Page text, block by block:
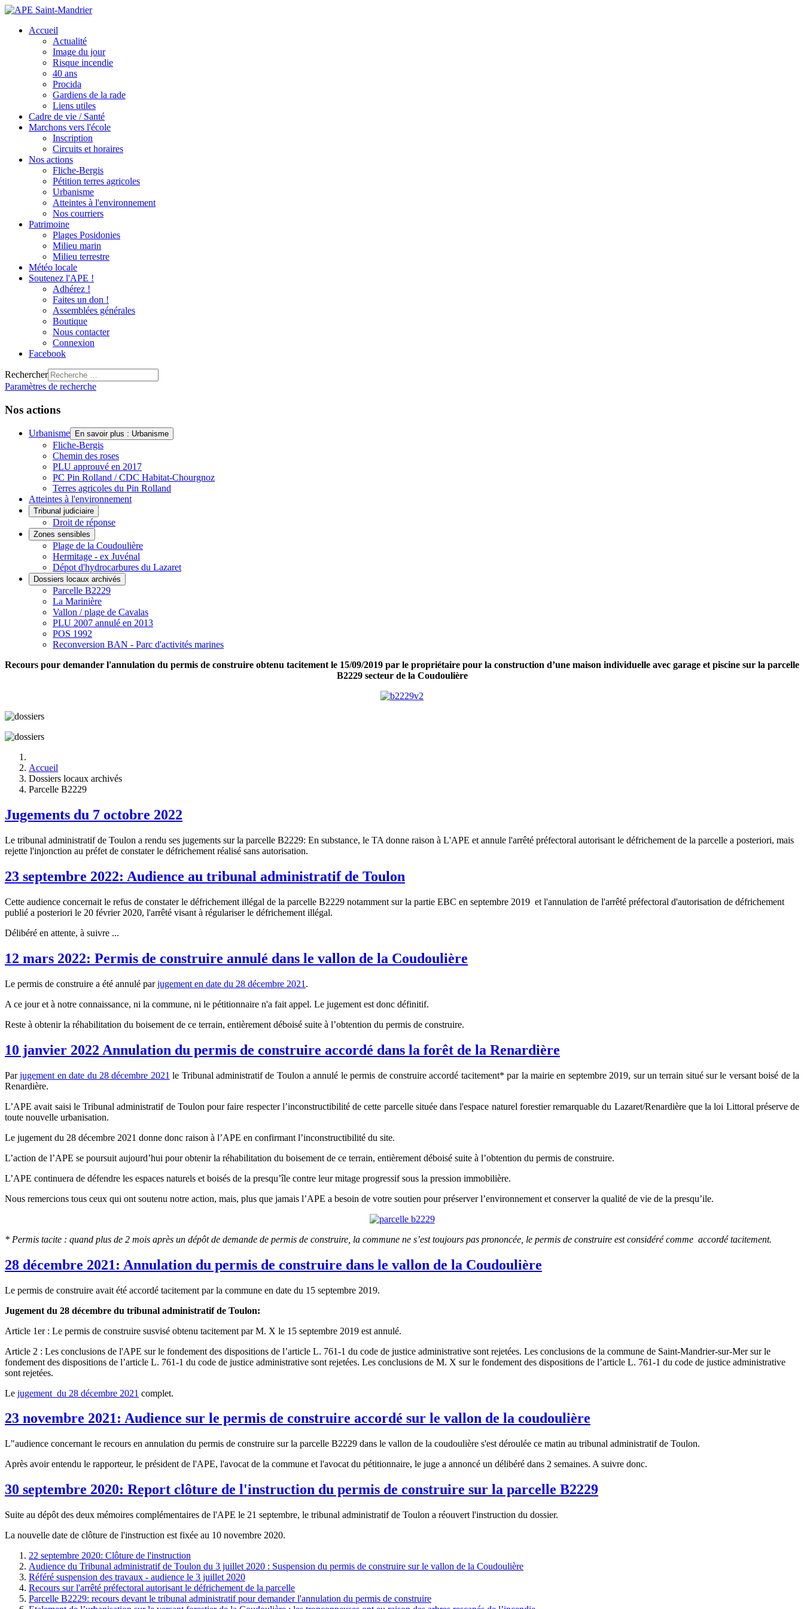
Accueil
Actualité
Image du jour
Risque incendie
40 ans
Procida
Gardiens de la rade
Liens utiles
Cadre de vie / Santé
Marchons vers l'école
Inscription
Circuits et horaires
Nos actions
Fliche-Bergis
Pétition terres agricoles
Urbanisme
Atteintes à l'environnement
Nos courriers
Patrimoine
Plages Posidonies
Milieu marin
Milieu terrestre
Météo locale
Soutenez l'APE !
Adhérez !
Faites un don !
Assemblées générales
Boutique
Nous contacter
Connexion
Facebook
Rechercher
Paramètres de recherche
Nos actions
Urbanisme En savoir plus : Urbanisme
Fliche-Bergis
Chemin des roses
PLU approuvé en 2017
PC Pin Rolland / CDC Habitat-Chourgnoz
Terres agricoles du Pin Rolland
Atteintes à l'environnement
Tribunal judiciaire
Droit de réponse
Zones sensibles
Plage de la Coudoulière
Hermitage - ex Juvénal
Dépot d'hydrocarbures du Lazaret
Dossiers locaux archivés
Parcelle B2229
La Marinière
Vallon / plage de Cavalas
PLU 2007 annulé en 2013
POS 1992
Reconversion BAN - Parc d'activités marines
Recours pour demander l'annulation du permis de construire obtenu tacitement le 15/09/2019 par le propriétaire pour la construction d’une maison individuelle avec garage et piscine sur la parcelle
B2229 secteur de la Coudoulière
Accueil
Dossiers locaux archivés
Parcelle B2229
Jugements du 7 octobre 2022
Le tribunal administratif de Toulon a rendu ses jugements sur la parcelle B2229: En substance, le TA donne raison à L'APE et annule l'arrêté préfectoral autorisant le défrichement de la parcelle a posteriori, mais
rejette l'injonction au préfet de constater le défrichement réalisé sans autorisation.
23 septembre 2022: Audience au tribunal administratif de Toulon
Cette audience concernait le refus de constater le défrichement illégal de la parcelle B2229 notamment sur la partie EBC en septembre 2019 et l'annulation de l'arrêté préfectoral d'autorisation de défrichement
publié a posteriori le 20 février 2020, l'arrêté visant à régulariser le défrichement illégal.
Délibéré en attente, à suivre ...
12 mars 2022: Permis de construire annulé dans le vallon de la Coudoulière
Le permis de construire a été annulé parjugement en date du 28 décembre 2021 .
A ce jour et à notre connaissance, ni la commune, ni le pétitionnaire n'a fait appel. Le jugement est donc définitif.
Reste à obtenir la réhabilitation du boisement de ce terrain, entièrement déboisé suite à l’obtention du permis de construire.
10 janvier 2022 Annulation du permis de construire accordé dans la forêt de la Renardière
Parjugement en date du 28 décembre 2021 le Tribunal administratif de Toulon a annulé le permis de construire accordé tacitement* par la mairie en septembre 2019, sur un terrain situé sur le versant boisé de la
Renardière.
L’APE avait saisi le Tribunal administratif de Toulon pour faire respecter l’inconstructibilité de cette parcelle située dans l'espace naturel forestier remarquable du Lazaret/Renardière que la loi Littoral préserve de
toute nouvelle urbanisation.
Le jugement du 28 décembre 2021 donne donc raison à l’APE en confirmant l’inconstructibilité du site.
L’action de l’APE se poursuit aujourd’hui pour obtenir la réhabilitation du boisement de ce terrain, entièrement déboisé suite à l’obtention du permis de construire.
L’APE continuera de défendre les espaces naturels et boisés de la presqu’île contre leur mitage progressif sous la pression immobilière.
Nous remercions tous ceux qui ont soutenu notre action, mais, plus que jamais l’APE a besoin de votre soutien pour préserver l’environnement et conserver la qualité de vie de la presqu’ile.
* Permis tacite : quand plus de 2 mois après un dépôt de demande de permis de construire, la commune ne s’est toujours pas prononcée, le permis de construire est considéré comme accordé tacitement.
28 décembre 2021: Annulation du permis de construire dans le vallon de la Coudoulière
Le permis de construire avait été accordé tacitement par la commune en date du 15 septembre 2019.
Jugement du 28 décembre du tribunal administratif de Toulon:
Article 1er : Le permis de construire susvisé obtenu tacitement par M. X le 15 septembre 2019 est annulé.
Article 2 : Les conclusions de l'APE sur le fondement des dispositions de l’article L. 761-1 du code de justice administrative sont rejetées. Les conclusions de la commune de Saint-Mandrier-sur-Mer sur le
fondement des dispositions de l’article L. 761-1 du code de justice administrative sont rejetées. Les conclusions de M. X sur le fondement des dispositions de l’article L. 761-1 du code de justice administrative
sont rejetées.
Le jugement du 28 décembre 2021 complet.
23 novembre 2021: Audience sur le permis de construire accordé sur le vallon de la coudoulière
L"audience concernant le recours en annulation du permis de construire sur la parcelle B2229 dans le vallon de la coudoulière s'est déroulée ce matin au tribunal administratif de Toulon.
Après avoir entendu le rapporteur, le président de l'APE, l'avocat de la commune et l'avocat du pétitionnaire, le juge a annoncé un délibéré dans 2 semaines. A suivre donc.
30 septembre 2020: Report clôture de l'instruction du permis de construire sur la parcelle B2229
Suite au dépôt des deux mémoires complémentaires de l'APE le 21 septembre, le tribunal administratif de Toulon a réouvert l'instruction du dossier.
La nouvelle date de clôture de l'instruction est fixée au 10 novembre 2020.
22 septembre 2020: Clôture de l'instruction
Audience du Tribunal administratif de Toulon du 3 juillet 2020 : Suspension du permis de construire sur le vallon de la Coudoulière
Référé suspension des travaux - audience le 3 juillet 2020
Recours sur l'arrêté préfectoral autorisant le défrichement de la parcelle
Parcelle B2229: recours devant le tribunal administratif pour demander l'annulation du permis de construire